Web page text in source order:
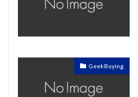
GeekBuying